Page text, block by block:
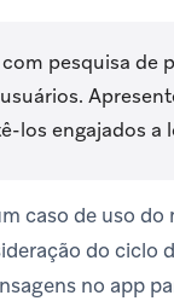
pesquisa
los engajados a
caso de uso do
do ciclo
no app